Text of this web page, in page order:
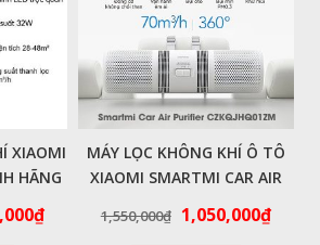
XIAOMI
HÃNG
₫Giá
MÁY LỌC KHÔNG KHÍ Ô TÔ
XIAOMI SMARTMI CAR AIR
PURIFIER CZKQJHQ01ZM
1,550,000₫ Giá
1,050,000₫Giá